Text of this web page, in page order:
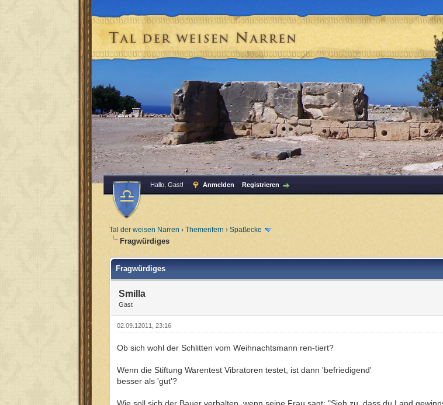
Hallo, Gast! Anmelden Registrieren
Tal der weisen Narren › Themenfern › Spaßecke
Fragwürdiges
Fragwürdiges
Smilla
Gast
02.09.12011, 23:16
Ob sich wohl der Schlitten vom Weihnachtsmann ren-tiert?
Wenn die Stiftung Warentest Vibratoren testet, ist dann 'befriedigend'
besser als 'gut'?